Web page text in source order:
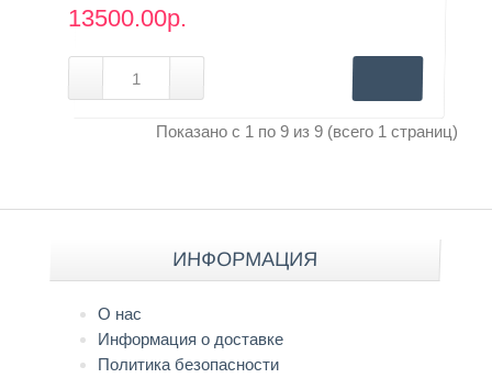
13500.00р.
Показано с 1 по 9 из 9 (всего 1 страниц)
ИНФОРМАЦИЯ
О нас
Информация о доставке
Политика безопасности